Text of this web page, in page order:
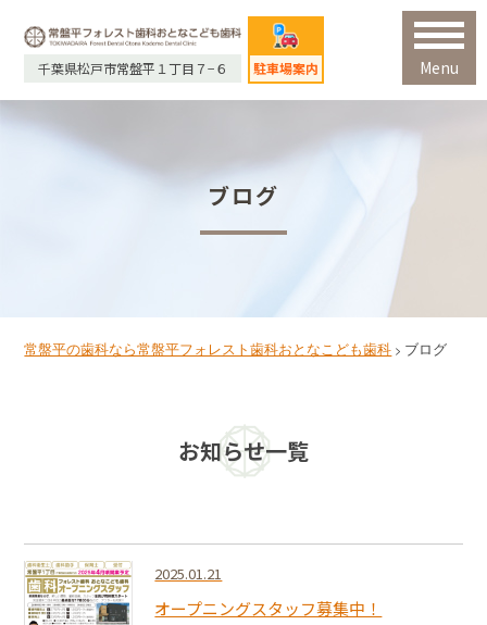
Menu
千葉県松戸市常盤平１丁目７−６ 駐車場案内
ブログ
常盤平の歯科なら常盤平フォレスト歯科おとなこども歯科 > ブログ
お知らせ一覧
2025.01.21
オープニングスタッフ募集中！